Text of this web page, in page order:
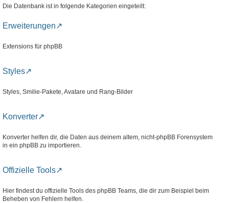
Die Datenbank ist in folgende Kategorien eingeteilt:
Erweiterungen
Extensions für phpBB
Styles
Styles, Smilie-Pakete, Avatare und Rang-Bilder
Konverter
Konverter helfen dir, die Daten aus deinem altem, nicht-phpBB Forensystem
in ein phpBB zu importieren.
Offizielle Tools
Hier findest du offizielle Tools des phpBB Teams, die dir zum Beispiel beim
Beheben von Fehlern helfen.